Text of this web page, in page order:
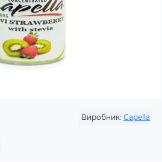
Виробник: Capella